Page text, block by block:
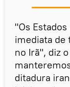
"Os
imediata de
no Irã", diz
ditadura